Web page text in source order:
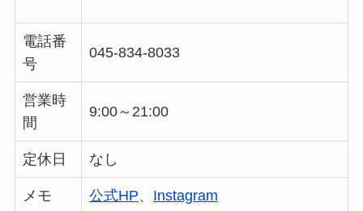
電話番
号
045-834-8033
営業時
間
9:00～21:00
定休日 なし
メモ 公式HP、 Instagram